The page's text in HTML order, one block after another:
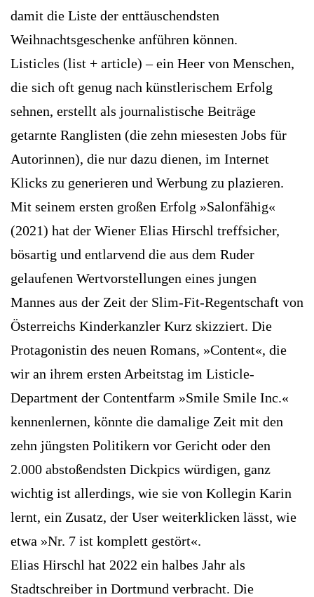
damit die Liste der enttäuschendsten
Weihnachtsgeschenke anführen können.
Listicles (list + article) – ein Heer von Menschen,
die sich oft genug nach künstlerischem Erfolg
sehnen, erstellt als journalistische Beiträge
getarnte Ranglisten (die zehn miesesten Jobs für
Autorinnen), die nur dazu dienen, im Internet
Klicks zu generieren und Werbung zu plazieren.
Mit seinem ersten großen Erfolg »­Salonfähig«
(2021) hat der Wiener ­Elias Hirschl treffsicher,
bösartig und entlarvend die aus dem Ruder
gelaufenen Wertvorstellungen eines jungen
Mannes aus der Zeit der Slim-Fit-Regentschaft von
Österreichs Kinderkanzler Kurz skizziert. Die
Protagonistin des neuen Romans, »Content«, die
wir an ihrem ersten Arbeitstag im Listicle-
Department der ­Contentfarm »Smile Smile Inc.«
kennenlernen, könnte die damalige Zeit mit den
zehn jüngsten Politikern vor Gericht oder den
2.000 abstoßendsten Dickpics würdigen, ganz
wichtig ist allerdings, wie sie von Kollegin Karin
lernt, ein Zusatz, der User weiterklicken lässt, wie
etwa »Nr. 7 ist komplett gestört«.
Elias Hirschl hat 2022 ein halbes Jahr als
Stadtschreiber in Dortmund verbracht. Die